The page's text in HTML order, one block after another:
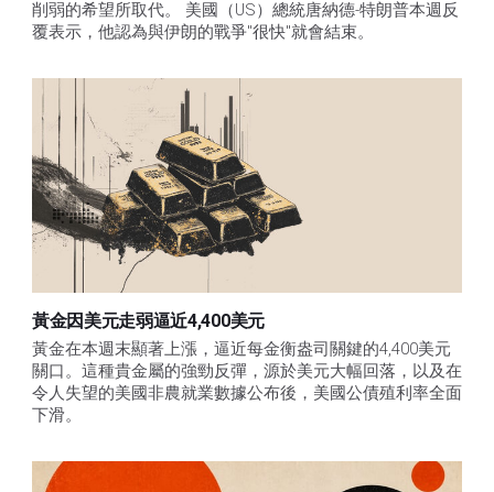
削弱的希望所取代。 美國（US）總統唐納德-特朗普本週反
覆表示，他認為與伊朗的戰爭"很快"就會結束。
黃金因美元走弱逼近4,400美元
黃金在本週末顯著上漲，逼近每金衡盎司關鍵的4,400美元
關口。這種貴金屬的強勁反彈，源於美元大幅回落，以及在
令人失望的美國非農就業數據公布後，美國公債殖利率全面
下滑。